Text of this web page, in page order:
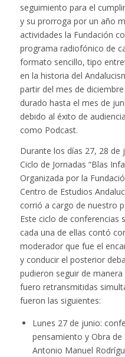
seguimiento para el
y su prorroga por un año
actividades la Fundación
programa radiofónico de
formato sencillo, tipo
en la historia del
partir del mes de
durado hasta el mes de
debido al éxito de
como Podcast.
Durante los días 27, 28 de
Ciclo de Jornadas “Blas
Organizada por la
Centro de Estudios
corrió a cargo de nuestro
Este ciclo de conferencias
cada una de ellas contó
moderador que fue el
y conducir el posterior
pudieron seguir de
fuero retransmitidas
fueron las siguientes:
Lunes 27 de junio:
pensamiento y Obra de
Antonio Manuel